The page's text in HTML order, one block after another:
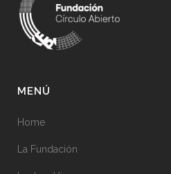
MENÚ
Home
La Fundación